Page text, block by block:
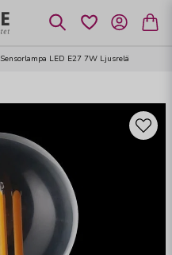
Sensorlampa LED E27 7W Ljusrelä